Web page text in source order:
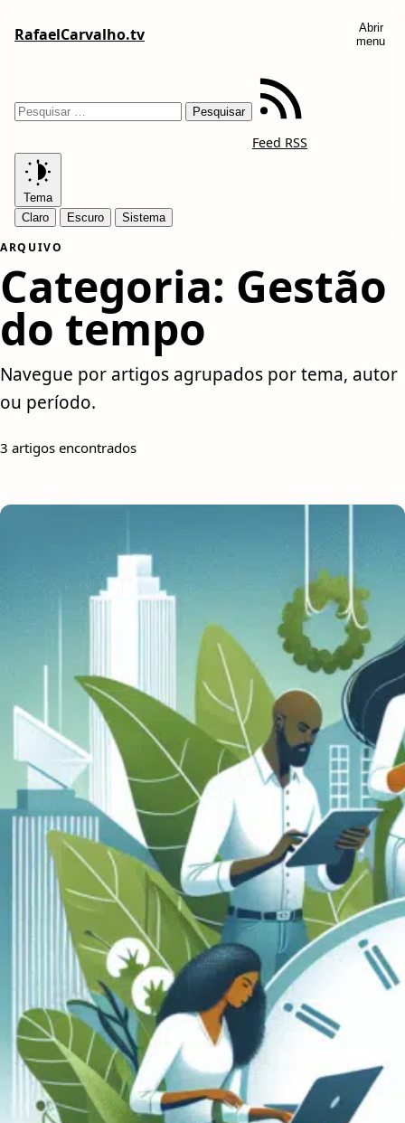
RafaelCarvalho.tv
Abrir
menu
Feed RSS
Tema
Claro
Escuro Sistema
ARQUIVO
Categoria: Gestão
do tempo
Navegue por artigos agrupados por tema, autor
ou período.
3 artigos encontrados